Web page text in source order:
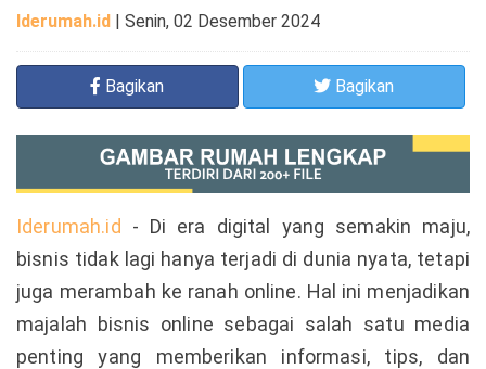
Iderumah.id Senin, 02 Desember 2024
Bagikan Bagikan
Iderumah.id - Di era digital yang semakin maju,
bisnis tidak lagi hanya terjadi di dunia nyata, tetapi
juga merambah ke ranah online. Hal ini menjadikan
majalah bisnis online sebagai salah satu media
penting yang memberikan informasi, tips, dan